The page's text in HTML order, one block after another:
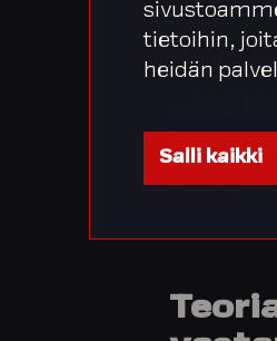
tietoihin,
heidän
Salli kaikki